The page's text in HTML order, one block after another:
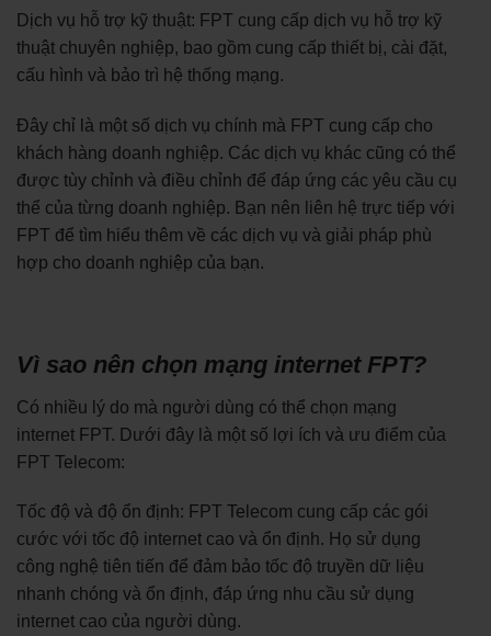
Dịch vụ hỗ trợ kỹ thuật: FPT cung cấp dịch vụ hỗ trợ kỹ
thuật chuyên nghiệp, bao gồm cung cấp thiết bị, cài đặt,
cấu hình và bảo trì hệ thống mạng.
Đây chỉ là một số dịch vụ chính mà FPT cung cấp cho
khách hàng doanh nghiệp. Các dịch vụ khác cũng có thể
được tùy chỉnh và điều chỉnh để đáp ứng các yêu cầu cụ
thể của từng doanh nghiệp. Bạn nên liên hệ trực tiếp với
FPT để tìm hiểu thêm về các dịch vụ và giải pháp phù
hợp cho doanh nghiệp của bạn.
Vì sao nên chọn mạng internet FPT?
Có nhiều lý do mà người dùng có thể chọn mạng
internet FPT. Dưới đây là một số lợi ích và ưu điểm của
FPT Telecom:
Tốc độ và độ ổn định: FPT Telecom cung cấp các gói
cước với tốc độ internet cao và ổn định. Họ sử dụng
công nghệ tiên tiến để đảm bảo tốc độ truyền dữ liệu
nhanh chóng và ổn định, đáp ứng nhu cầu sử dụng
internet cao của người dùng.